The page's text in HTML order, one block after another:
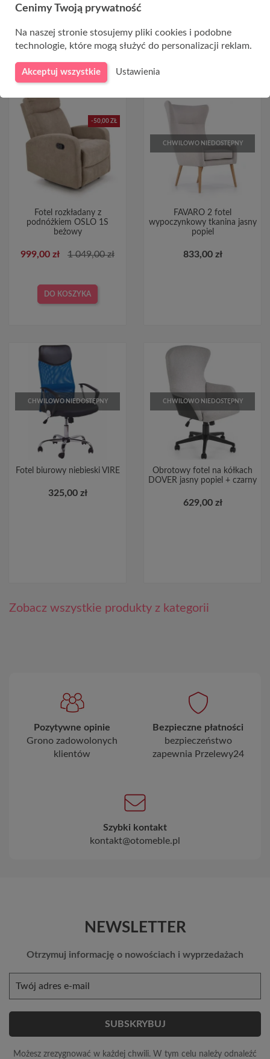
-50,00 ZŁ
Fotel rozkładany z
podnóżkiem OSLO 1S
beżowy
999,00 zł 1 049,00 zł
DO KOSZYKA
CHWILOWO NIEDOSTĘPNY
FAVARO 2 fotel
wypoczynkowy tkanina jasny
popiel
833,00 zł
CHWILOWO NIEDOSTĘPNY
Fotel biurowy niebieski VIRE
325,00 zł
CHWILOWO NIEDOSTĘPNY
Obrotowy fotel na kółkach
DOVER jasny popiel + czarny
629,00 zł
Zobacz wszystkie produkty z kategorii
Pozytywne opinie
Grono zadowolonych
klientów
Bezpieczne płatności
bezpieczeństwo
zapewnia Przelewy24
Szybki kontakt
kontakt@otomeble.pl
NEWSLETTER
Otrzymuj informację o nowościach i wyprzedażach
Możesz zrezygnować w każdej chwili. W tym celu należy odnaleźć
Cenimy Twoją prywatność
Na naszej stronie stosujemy pliki cookies i podobne
technologie, które mogą służyć do personalizacji reklam.
Akceptuj wszystkie Ustawienia